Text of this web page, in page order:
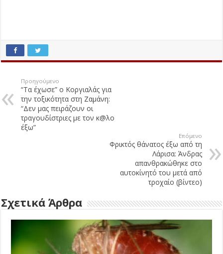
Προηγούμενο
“Τα έχωσε” ο Κοργιαλάς για
την τοξικότητα στη Ζαμάνη:
“Δεν μας πειράζουν οι
τραγουδίστριες με τον κ@λο
έξω”
Επόμενο
Φρικτός θάνατος έξω από τη
Λάρισα: Άνδρας
απανθρακώθηκε στο
αυτοκίνητό του μετά από
τροχαίο (βίντεο)
Σχετικά Άρθρα